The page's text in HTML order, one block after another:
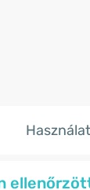
Használat